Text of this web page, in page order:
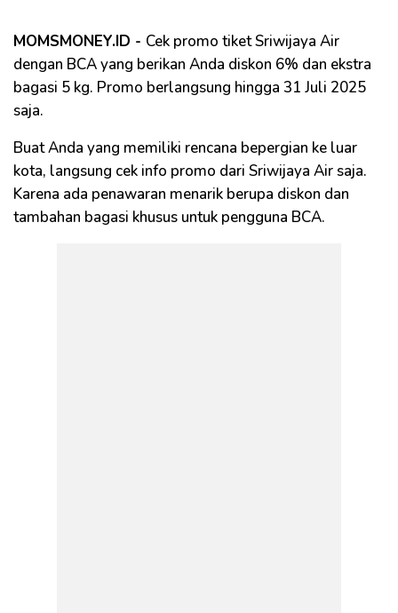
MOMSMONEY.ID - Cek promo tiket Sriwijaya Air
dengan BCA yang berikan Anda diskon 6% dan ekstra
bagasi 5 kg. Promo berlangsung hingga 31 Juli 2025
saja.
Buat Anda yang memiliki rencana bepergian ke luar
kota, langsung cek info promo dari Sriwijaya Air saja.
Karena ada penawaran menarik berupa diskon dan
tambahan bagasi khusus untuk pengguna BCA.